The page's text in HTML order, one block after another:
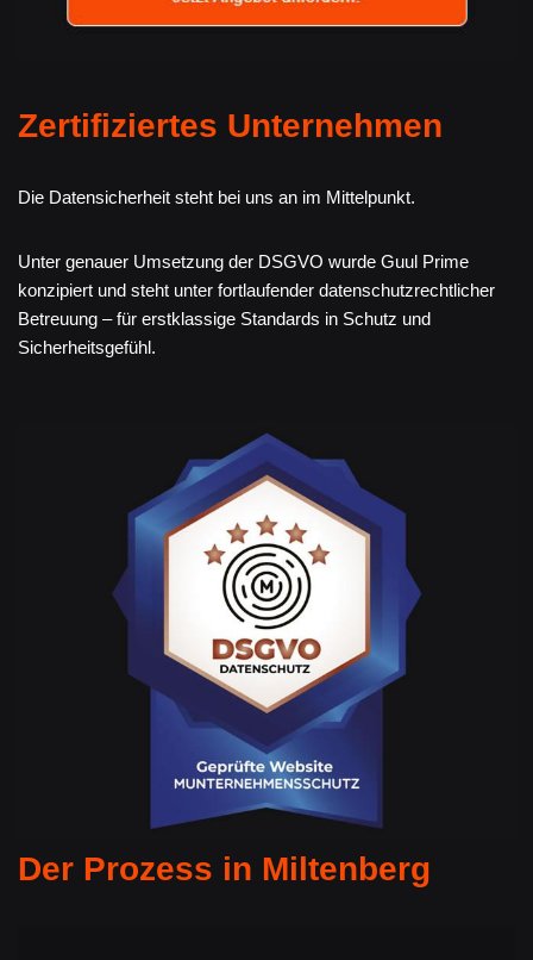
Zertifiziertes Unternehmen
Die Datensicherheit steht bei uns an im Mittelpunkt.
Unter genauer Umsetzung der DSGVO wurde Guul Prime
konzipiert und steht unter fortlaufender datenschutzrechtlicher
Betreuung – für erstklassige Standards in Schutz und
Sicherheitsgefühl.
Der Prozess in Miltenberg